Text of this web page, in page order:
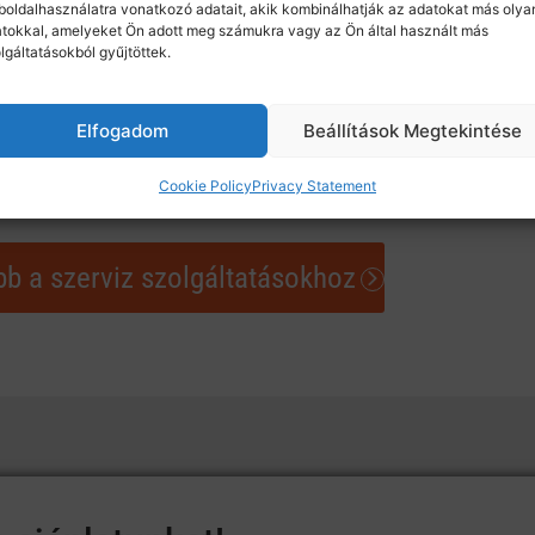
vonatkozó adatait, akik kombinálhatják az adatokat más
amelyeket Ön adott meg számukra vagy az Ön által használt más
gyűjtöttek.
Elfogadom Beállítások Megtekintése
Cookie PolicyPrivacy Statement
karbantartási szerződéskeretein
a szerviz szolgáltatásokhoz